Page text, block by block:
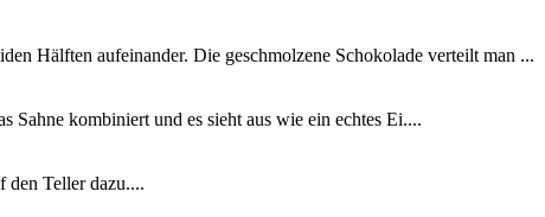
Hälften aufeinander. Die geschmolzene Schokolade verteilt man ...
Sahne kombiniert und es sieht aus wie ein echtes Ei....
den Teller dazu....